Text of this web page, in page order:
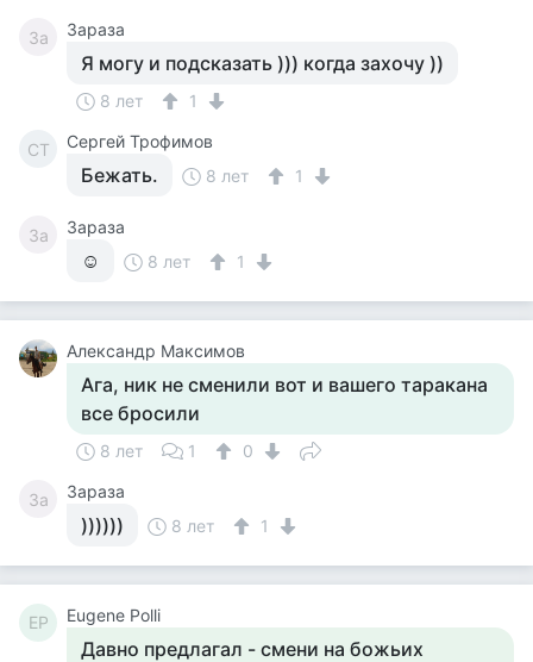
За Зараза
Я могу и подсказать ))) когда захочу ))
8 лет 1
СТ Сергей Трофимов
Бежать. 8 лет 1
За Зараза
☺ 8 лет 1
Александр Максимов
Ага, ник не сменили вот и вашего таракана
все бросили
8 лет 1 0
За Зараза
)))))) 8 лет 1
EP Eugene Polli
Давно предлагал - смени на божьих